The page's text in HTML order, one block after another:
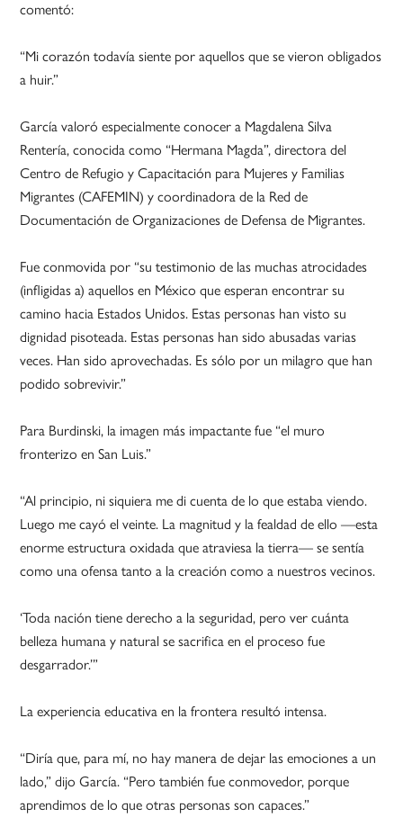
comentó:
“Mi corazón todavía siente por aquellos que se vieron obligados
a huir.”
García valoró especialmente conocer a Magdalena Silva
Rentería, conocida como “Hermana Magda”, directora del
Centro de Refugio y Capacitación para Mujeres y Familias
Migrantes (CAFEMIN) y coordinadora de la Red de
Documentación de Organizaciones de Defensa de Migrantes.
Fue conmovida por “su testimonio de las muchas atrocidades
(infligidas a) aquellos en México que esperan encontrar su
camino hacia Estados Unidos. Estas personas han visto su
dignidad pisoteada. Estas personas han sido abusadas varias
veces. Han sido aprovechadas. Es sólo por un milagro que han
podido sobrevivir.”
Para Burdinski, la imagen más impactante fue “el muro
fronterizo en San Luis.”
“Al principio, ni siquiera me di cuenta de lo que estaba viendo.
Luego me cayó el veinte. La magnitud y la fealdad de ello —esta
enorme estructura oxidada que atraviesa la tierra— se sentía
como una ofensa tanto a la creación como a nuestros vecinos.
‘Toda nación tiene derecho a la seguridad, pero ver cuánta
belleza humana y natural se sacrifica en el proceso fue
desgarrador.’”
La experiencia educativa en la frontera resultó intensa.
“Diría que, para mí, no hay manera de dejar las emociones a un
lado,” dijo García. “Pero también fue conmovedor, porque
aprendimos de lo que otras personas son capaces.”